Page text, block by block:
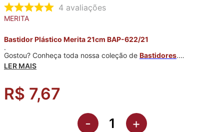
4 avaliações
MERITA
Bastidor Plástico Merita 21cm BAP-622/21
.
Gostou? Conheça toda nossa coleção de Bastidores.
Quantidade: 1 Unidade.
Composição: Plástico.
LER MAIS
R$ 7,67
- +